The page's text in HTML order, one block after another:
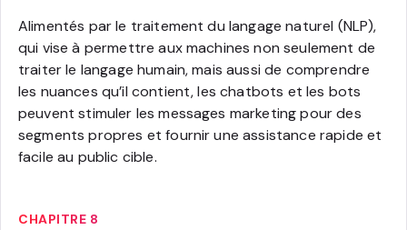
Alimentés par le traitement du langage naturel (NLP),
qui vise à permettre aux machines non seulement de
traiter le langage humain, mais aussi de comprendre
les nuances qu’il contient, les chatbots et les bots
peuvent stimuler les messages marketing pour des
segments propres et fournir une assistance rapide et
facile au public cible.
CHAPITRE 8